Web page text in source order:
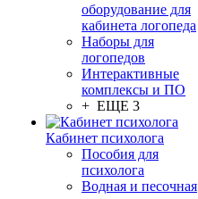
оборудование для
кабинета логопеда
Наборы для
логопедов
Интерактивные
комплексы и ПО
+ ЕЩЕ 3
Кабинет психолога
Пособия для
психолога
Водная и песочная